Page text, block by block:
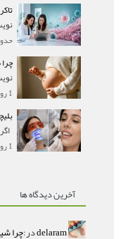
حدود 1
1 روز قبل
1 روز قبل
آخرین دیدگاه ها
delaramدر:چرا